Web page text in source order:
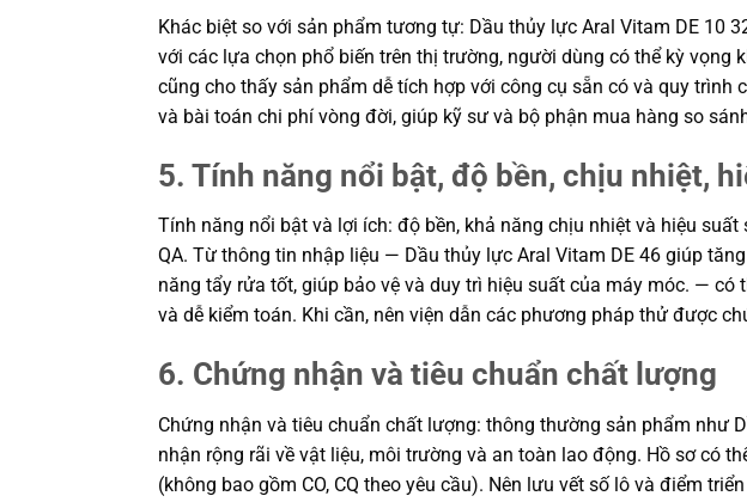
Khác biệt so với sản phẩm tương tự: Dầu thủy lực Aral Vitam DE 10
với các lựa chọn phổ biến trên thị trường, người dùng có thể kỳ
cũng cho thấy sản phẩm dễ tích hợp với công cụ sẵn có và quy trình
và bài toán chi phí vòng đời, giúp kỹ sư và bộ phận mua hàng so
5. Tính năng nổi bật, độ bền, chịu nhiệt,
Tính năng nổi bật và lợi ích: độ bền, khả năng chịu nhiệt và hiệu
QA. Từ thông tin nhập liệu — Dầu thủy lực Aral Vitam DE 46 giúp
năng tẩy rửa tốt, giúp bảo vệ và duy trì hiệu suất của máy móc. —
và dễ kiểm toán. Khi cần, nên viện dẫn các phương pháp thử được
6. Chứng nhận và tiêu chuẩn chất lượng
Chứng nhận và tiêu chuẩn chất lượng: thông thường sản phẩm như
nhận rộng rãi về vật liệu, môi trường và an toàn lao động. Hồ sơ có
(không bao gồm CO, CQ theo yêu cầu). Nên lưu vết số lô và điểm